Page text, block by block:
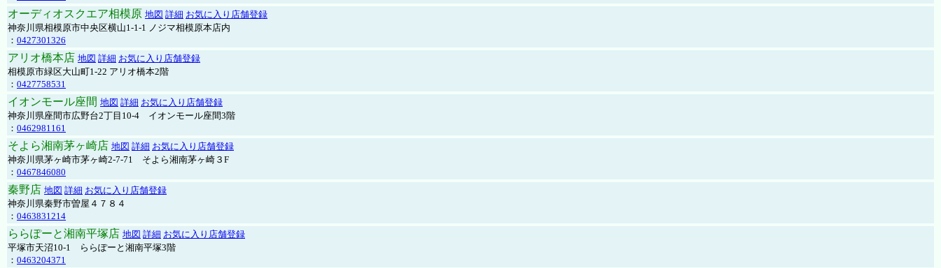
オーディオスクエア相模原 地図 詳細 お気に入り店舗登録
神奈川県相模原市中央区横山1-1-1 ノジマ相模原本店内
： 0427301326
アリオ橋本店 地図 詳細 お気に入り店舗登録
相模原市緑区大山町1-22 アリオ橋本2階
： 0427758531
イオンモール座間 地図 詳細 お気に入り店舗登録
神奈川県座間市広野台2丁目10-4 イオンモール座間3階
： 0462981161
そよら湘南茅ヶ崎店 地図 詳細 お気に入り店舗登録
神奈川県茅ヶ崎市茅ヶ崎2‐7‐71 そよら湘南茅ヶ崎３F
： 0467846080
秦野店 地図 詳細 お気に入り店舗登録
神奈川県秦野市曽屋４７８４
： 0463831214
ららぽーと湘南平塚店 地図 詳細 お気に入り店舗登録
平塚市天沼10-1 ららぽーと湘南平塚3階
： 0463204371